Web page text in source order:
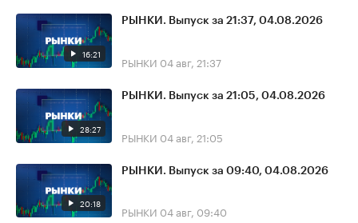
16:21
РЫНКИ. Выпуск за 21:37, 04.08.2026
РЫНКИ 04 авг, 21:37
28:27
РЫНКИ. Выпуск за 21:05, 04.08.2026
РЫНКИ 04 авг, 21:05
20:18
РЫНКИ. Выпуск за 09:40, 04.08.2026
РЫНКИ 04 авг, 09:40